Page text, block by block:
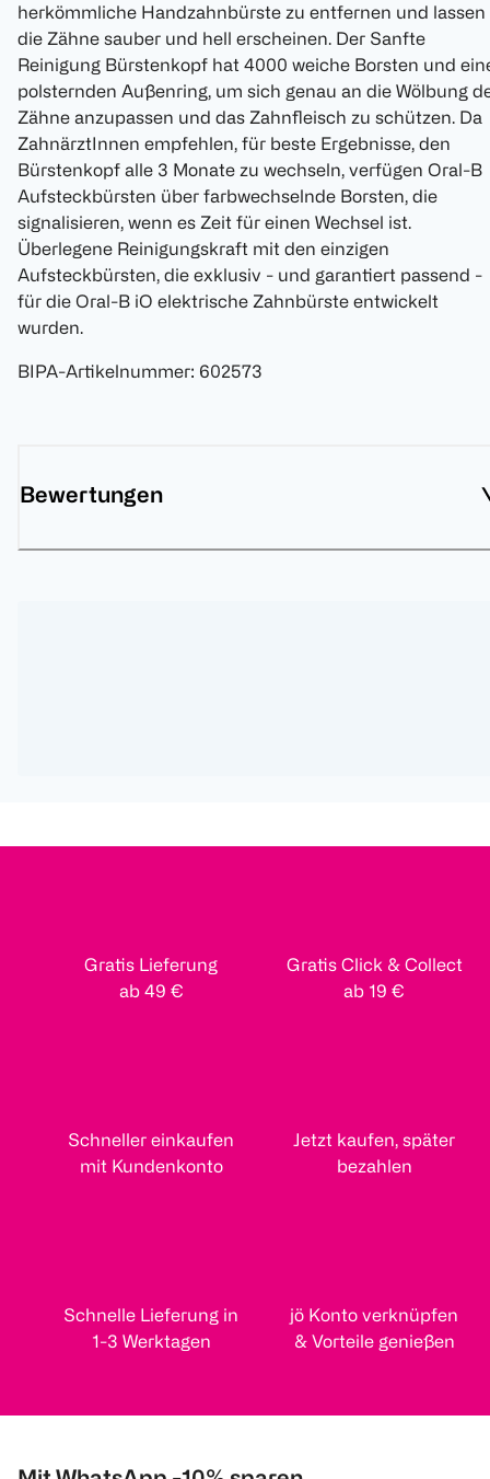
herkömmliche Handzahnbürste zu entfernen und lassen
die Zähne sauber und hell erscheinen. Der Sanfte
Reinigung Bürstenkopf hat 4000 weiche Borsten und
polsternden Außenring, um sich genau an die Wölbung
Zähne anzupassen und das Zahnfleisch zu schützen. Da
ZahnärztInnen empfehlen, für beste Ergebnisse, den
Bürstenkopf alle 3 Monate zu wechseln, verfügen Oral-B
Aufsteckbürsten über farbwechselnde Borsten, die
signalisieren, wenn es Zeit für einen Wechsel ist.
Überlegene Reinigungskraft mit den einzigen
Aufsteckbürsten, die exklusiv - und garantiert passend -
für die Oral-B iO elektrische Zahnbürste entwickelt
wurden.
BIPA-Artikelnummer: 602573
Bewertungen
Gratis Lieferung
ab 49 €
Gratis Click & Collect
ab 19 €
Schneller einkaufen
mit Kundenkonto
Jetzt kaufen, später
bezahlen
Schnelle Lieferung in
1-3 Werktagen
jö Konto verknüpfen
& Vorteile genießen